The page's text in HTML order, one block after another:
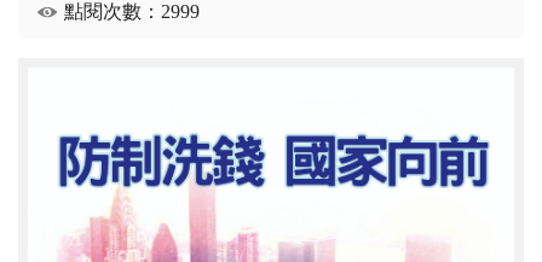
點閱次數：2999